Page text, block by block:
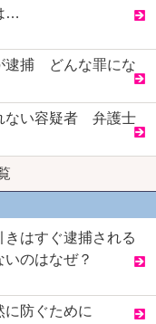
…
逮捕 どんな罪にな
ない容疑者 弁護士
きはすぐ逮捕される
のはなぜ？
に防ぐために